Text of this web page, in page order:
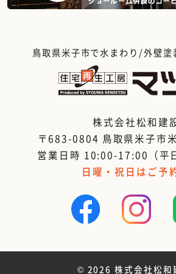
鳥取県米子市で水まわり/外壁塗
株式会社松和建
〒683-0804 鳥取県米子市
営業日時 10:00-17:00（平
日曜・祝日はご予
© 2026 株式会社松和